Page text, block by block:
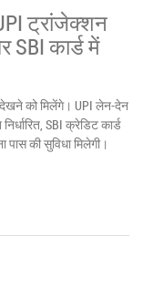
ट्रांजेक्शन
कार्ड में
को मिलेंगे। UPI लेन-देन
SBI क्रेडिट कार्ड
पास की सुविधा मिलेगी।